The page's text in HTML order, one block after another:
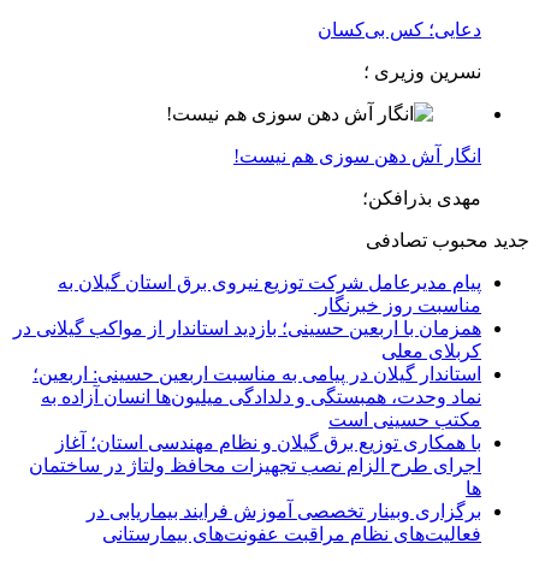
دعایی؛ کس بی‌کسان
نسرین وزیری ؛
انگار آش دهن سوزی هم نیست!
مهدی بذرافکن؛
جدید محبوب تصادفی
پیام مدیرعامل شركت توزیع نیروی برق استان گیلان به
مناسبت روز خبرنگار ‌
همزمان با اربعین حسینی؛ بازدید استاندار از مواکب گیلانی در
کربلای معلی
استاندار گیلان در پیامی به مناسبت اربعین حسینی: اربعین؛
نماد وحدت، همبستگی و دلدادگی میلیون‌ها انسان آزاده به
مکتب حسینی است
با همکاری توزیع برق گیلان و نظام مهندسی استان؛ آغاز
اجرای طرح الزام نصب تجهیزات محافظ ولتاژ در ساختمان
ها
برگزاری وبینار تخصصی آموزش فرایند بیماریابی در
فعالیت‌های نظام مراقبت عفونت‌های بیمارستانی